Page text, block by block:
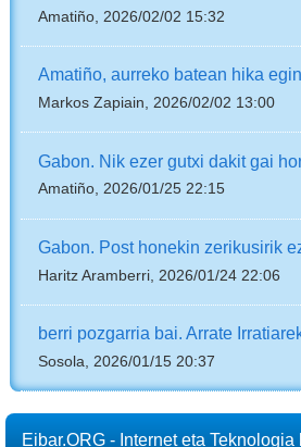
Amatiño, 2026/02/02 15:32
Amatiño, aurreko batean hika
Markos Zapiain, 2026/02/02 13:00
Gabon. Nik ezer gutxi dakit gai
Amatiño, 2026/01/25 22:15
Gabon. Post honekin zerikusirik
Haritz Aramberri, 2026/01/24 22:06
berri pozgarria bai. Arrate
Sosola, 2026/01/15 20:37
Eibar.ORG - Internet eta